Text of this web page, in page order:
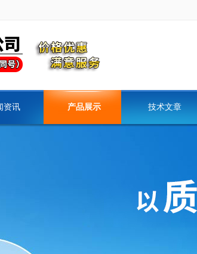
资讯 产品展示 技术文章